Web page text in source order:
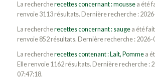
La rechercherecettes concernant : moussea été
renvoie 3113 résultats. Dernière recherche :
La rechercherecettes concernant : saugea été
renvoie 852 résultats. Dernière recherche : 2026-
La rechercherecettes contenant : Lait, Pommea
Elle renvoie 1162 résultats. Dernière recherche :
07:47:18.